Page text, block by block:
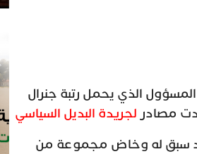
الذي يحمل رتبة جنرال
مصادر لجريدة البديل السياسي
سبق له وخاض مجموعة من